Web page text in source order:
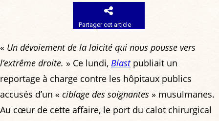
Partager cet article
« Un dévoiement de la laïcité qui nous pousse vers
l’extrême droite. » Ce lundi, Blastpubliait un
reportage à charge contre les hôpitaux publics
accusés d’un « ciblage des soignantes » musulmanes.
Au cœur de cette affaire, le port du calot chirurgical